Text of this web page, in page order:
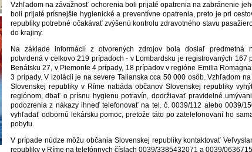
Vzhľadom na závažnosť ochorenia boli prijaté opatrenia na zabránenie
boli prijaté prísnejšie hygienické a preventívne opatrenia, preto je pri
republiky potrebné očakávať zvýšenú kontrolu zdravotného stavu
do krajiny.
Na základe informácií z otvorených zdrojov bola dosiaľ predmetná
potvrdená v celkovo 219 prípadoch - v Lombardsku je registrovaných 167
Benátsku 27, v Piemonte 4 prípady, 18 prípadov v regióne Emilia
3 prípady. V izolácii je na severe Talianska cca 50 000 osôb. Vzhľadom
Slovenskej republiky v Ríme nabáda občanov Slovenskej republiky
regiónom, dbať o prísnu hygienu potravín, dodržiavať pravidelné
podozrenia z nákazy ihneď telefonovať na tel. č. 0039/112 alebo 0039/
vyhľadať odbornú lekársku pomoc, pretože táto po zatelefonovaní ho
pobytu.
V prípade núdze môžu občania Slovenskej republiky kontaktovať
republiky v Ríme na telefónnych číslach 0039/3385432071 a 0039/